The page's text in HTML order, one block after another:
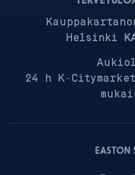
Helsinki
24 h K-
EASTON